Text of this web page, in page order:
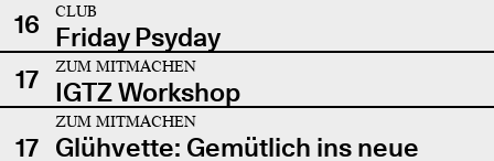
16
CLUB
Friday Psyday
17
ZUM MITMACHEN
IGTZ Workshop
17
ZUM MITMACHEN
Glühvette: Gemütlich ins neue